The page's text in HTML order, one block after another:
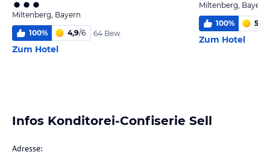
Miltenberg, Bayern
100% 4,9/6 64 Bew.
Zum Hotel
Miltenberg, Bayern
100% 5,8
Zum Hotel
Infos Konditorei-Confiserie Sell
Adresse: